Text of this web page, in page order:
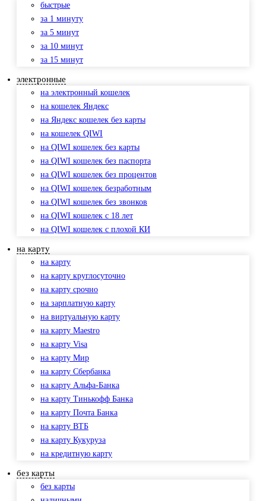
быстрые
за 1 минуту
за 5 минут
за 10 минут
за 15 минут
электронные
на электронный кошелек
на кошелек Яндекс
на Яндекс кошелек без карты
на кошелек QIWI
на QIWI кошелек без карты
на QIWI кошелек без паспорта
на QIWI кошелек без процентов
на QIWI кошелек безработным
на QIWI кошелек без звонков
на QIWI кошелек с 18 лет
на QIWI кошелек с плохой КИ
на карту
на карту
на карту круглосуточно
на карту срочно
на зарплатную карту
на виртуальную карту
на карту Maestro
на карту Visa
на карту Мир
на карту Сбербанка
на карту Альфа-Банка
на карту Тинькофф Банка
на карту Почта Банка
на карту ВТБ
на карту Кукуруза
на кредитную карту
без карты
без карты